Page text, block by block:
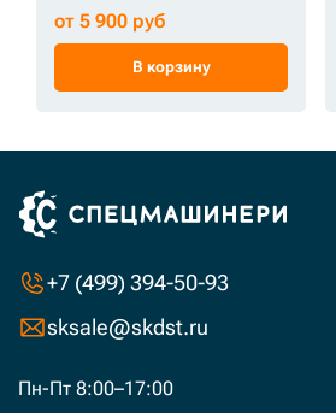
от 5 900 руб
В корзину
+7 (499) 394-50-93
sksale@skdst.ru
Пн-Пт 8:00–17:00